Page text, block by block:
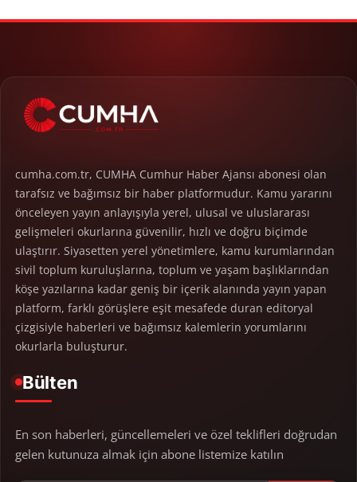
cumha.com.tr, CUMHA Cumhur Haber Ajansı abonesi olan
tarafsız ve bağımsız bir haber platformudur. Kamu yararını
önceleyen yayın anlayışıyla yerel, ulusal ve uluslararası
gelişmeleri okurlarına güvenilir, hızlı ve doğru biçimde
ulaştırır. Siyasetten yerel yönetimlere, kamu kurumlarından
sivil toplum kuruluşlarına, toplum ve yaşam başlıklarından
köşe yazılarına kadar geniş bir içerik alanında yayın yapan
platform, farklı görüşlere eşit mesafede duran editoryal
çizgisiyle haberleri ve bağımsız kalemlerin yorumlarını
okurlarla buluşturur.
Bülten
En son haberleri, güncellemeleri ve özel teklifleri doğrudan
gelen kutunuza almak için abone listemize katılın